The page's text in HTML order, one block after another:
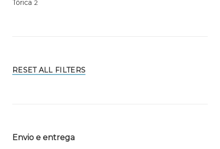
Tórica 2
RESET ALL FILTERS
Envio e entrega